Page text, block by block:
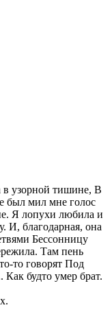
в узорной тишине, В
был мил мне голос
Я лопухи любила и
И, благодарная, она
Бессонницу
Там пень
то говорят Под
будто умер брат.